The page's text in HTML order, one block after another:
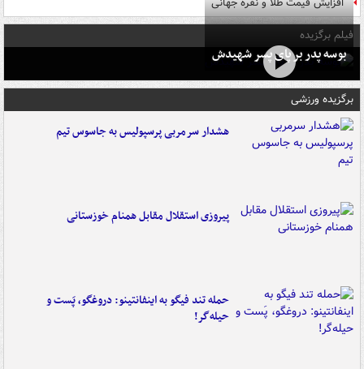
فیلم برگزیده
بوسه‌ پدر بر پای پسر شهیدش
برگزیده ورزشی
هشدار سرمربی پرسپولیس به جاسوس تیم
پیروزی استقلال مقابل همنام خوزستانی
حمله تند فیگو به اینفانتینو: دروغگو، پَست‌ و
حیله‌گر!